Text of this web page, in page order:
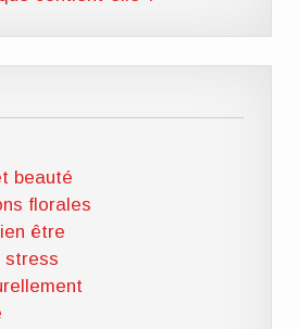
beauté
florales
être
stress